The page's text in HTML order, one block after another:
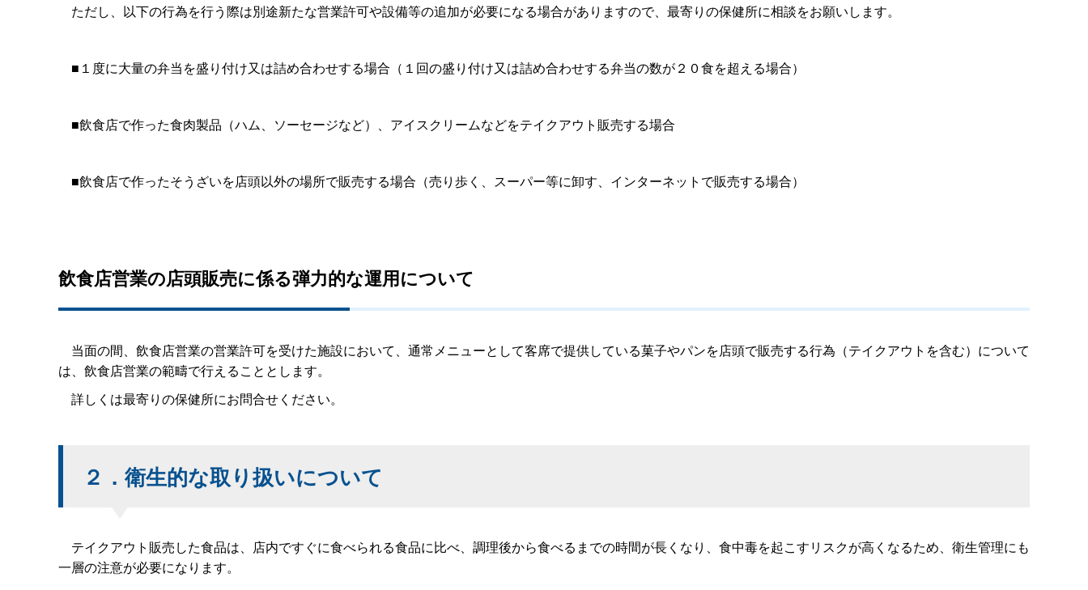
ただし、以下の行為を行う際は別途新たな営業許可や設備等の追加が必要になる場合がありますので、最寄りの保健所に相談をお願いします。
■１度に大量の弁当を盛り付け又は詰め合わせする場合（１回の盛り付け又は詰め合わせする弁当の数が２０食を超える場合）
■飲食店で作った食肉製品（ハム、ソーセージなど）、アイスクリームなどをテイクアウト販売する場合
■飲食店で作ったそうざいを店頭以外の場所で販売する場合（売り歩く、スーパー等に卸す、インターネットで販売する場合）
飲食店営業の店頭販売に係る弾力的な運用について
当面の間、飲食店営業の営業許可を受けた施設において、通常メニューとして客席で提供している菓子やパンを店頭で販売する行為（テイクアウトを含む）について
は、飲食店営業の範疇で行えることとします。
詳しくは最寄りの保健所にお問合せください。
２．衛生的な取り扱いについて
テイクアウト販売した食品は、店内ですぐに食べられる食品に比べ、調理後から食べるまでの時間が長くなり、食中毒を起こすリスクが高くなるため、衛生管理にも
一層の注意が必要になります。